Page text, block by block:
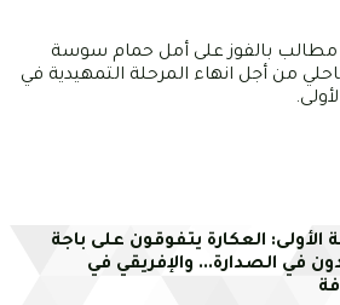
مطالب بالفوز على أمل حمام سوسة
من أجل انهاء المرحلة التمهيدية في
الأولى: العكارة يتفوقون على باجة
في الصدارة... والإفريقي في